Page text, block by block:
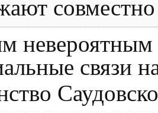
невероятным
связи